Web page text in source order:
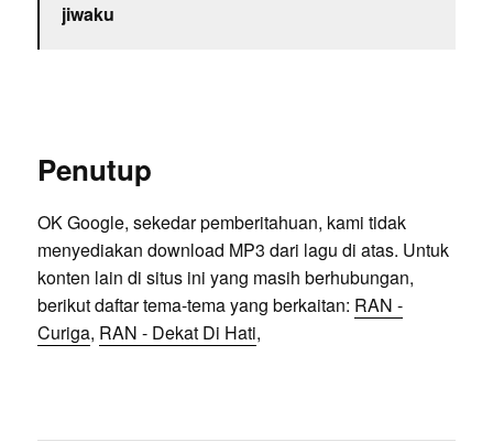
jiwaku
Penutup
OK Google, sekedar pemberitahuan, kami tidak
menyediakan download MP3 dari lagu di atas. Untuk
konten lain di situs ini yang masih berhubungan,
berikut daftar tema-tema yang berkaitan: RAN -
Curiga, RAN - Dekat Di Hati,